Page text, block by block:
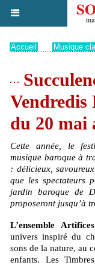
Accueil Musique
Vendredis
du 20 mai
Cette année, le
musique baroque à
: délicieux,
que les spectateurs
jardin baroque de
proposeront jusqu’à
L’ensemble Artifices
univers inspiré du
sons de la nature, au
enfants. Les